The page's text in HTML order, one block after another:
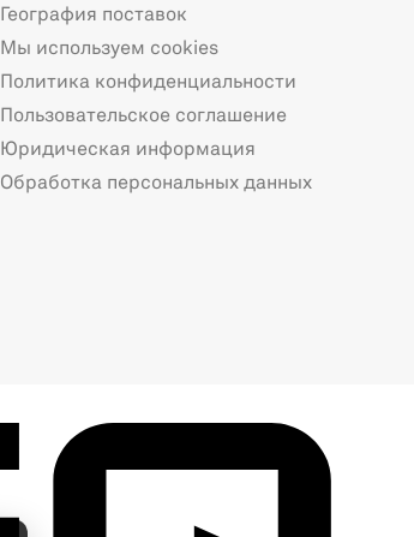
География поставок
Мы используем cookies
Политика конфиденциальности
Пользовательское соглашение
Юридическая информация
Обработка персональных данных